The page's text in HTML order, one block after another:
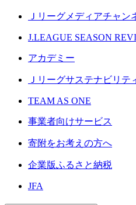
Ｊリーグメディアチャン
J.LEAGUE SEASON
アカデミー
Ｊリーグサステナビリテ
TEAM AS ONE
事業者向けサービス
寄附をお考えの方へ
企業版ふるさと納税
JFA